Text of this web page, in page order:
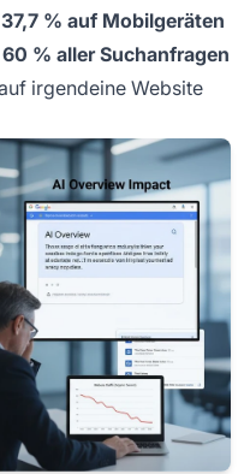
37,7 % auf Mobilgeräten
60 % aller Suchanfragen
irgendeine Website